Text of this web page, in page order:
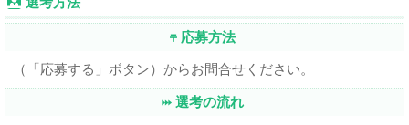
応募方法
（「応募する」ボタン）からお問合せください。
選考の流れ